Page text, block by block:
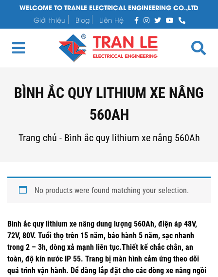
WELCOME TO TRANLE ELECTRICAL ENGINEERING CO.,LTD
Giới thiệu
Blog Liên Hệ
BÌNH ẮC QUY LITHIUM XE NÂNG
560AH
Trang chủ - Bình ắc quy lithium xe nâng 560Ah
No products were found matching your selection.
Bình ắc quy lithium xe nâng dung lượng 560Ah, điện áp 48V,
72V, 80V. Tuổi thọ trên 15 năm, bảo hành 5 năm, sạc nhanh
trong 2 – 3h, dòng xả mạnh liên tục.Thiết kế chắc chắn, an
toàn, độ kín nước IP 55. Trang bị màn hình cảm ứng theo dõi
quá trình vận hành. Dể dàng lắp đặt cho các dòng xe nâng ngồi